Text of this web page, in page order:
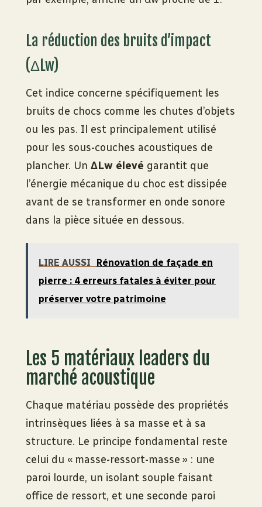
La réduction des bruits d’impact
(ΔLw)
Cet indice concerne spécifiquement les
bruits de chocs comme les chutes d’objets
ou les pas. Il est principalement utilisé
pour les sous-couches acoustiques de
plancher. Un ΔLw élevé garantit que
l’énergie mécanique du choc est dissipée
avant de se transformer en onde sonore
dans la pièce située en dessous.
LIRE AUSSI
Rénovation de façade en
pierre : 4 erreurs fatales à éviter pour
préserver votre patrimoine
Les 5 matériaux leaders du
marché acoustique
Chaque matériau possède des propriétés
intrinsèques liées à sa masse et à sa
structure. Le principe fondamental reste
celui du « masse-ressort-masse » : une
paroi lourde, un isolant souple faisant
office de ressort, et une seconde paroi